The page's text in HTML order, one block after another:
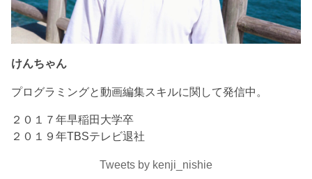
けんちゃん
プログラミングと動画編集スキルに関して発信中。
２０１７年早稲田大学卒
２０１９年TBSテレビ退社
Tweets by kenji_nishie